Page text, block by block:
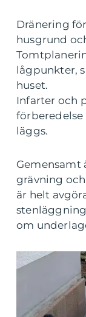
Dränering
husgrund
lågpunkter,
huset.
Infarter och
förberedelse
läggs.
Gemensamt
grävning
är helt
om